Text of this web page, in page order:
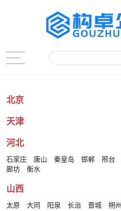
北京
天津
河北
石家庄 唐山 秦皇岛 邯郸 邢台
廊坊
衡水
山西
太原 大同 阳泉 长治 晋城 朔州